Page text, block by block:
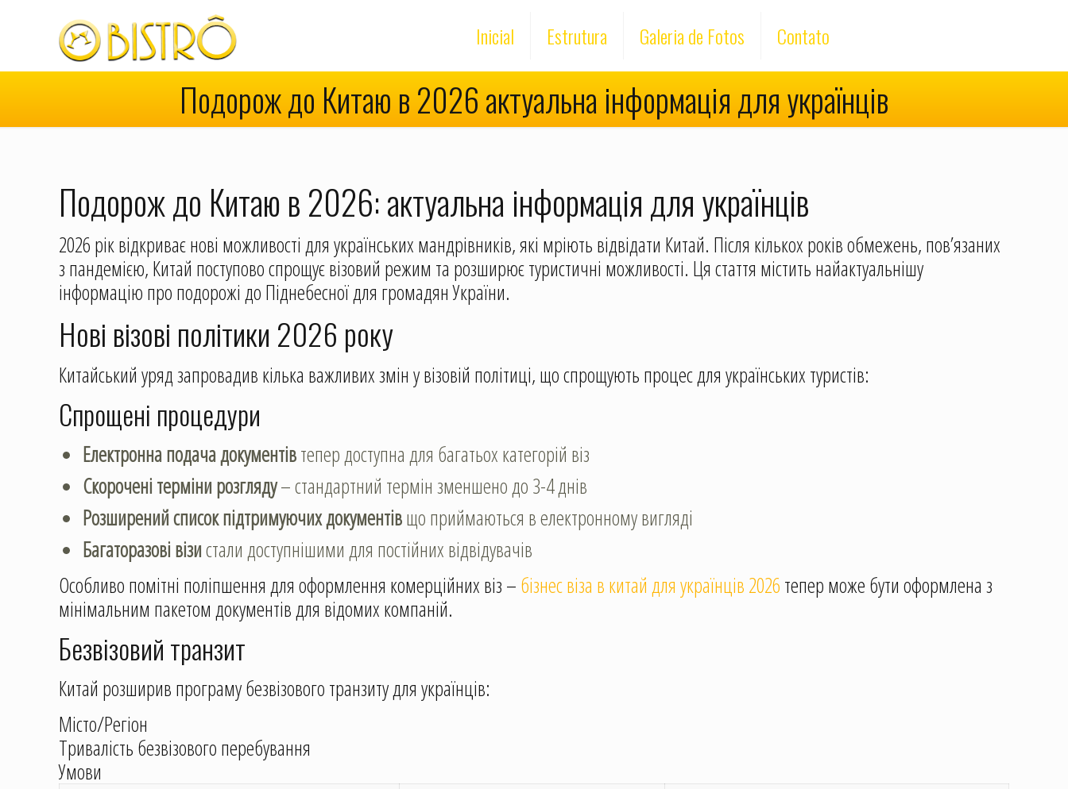
Inicial Estrutura Galeria de Fotos Contato
Подорож до Китаю в 2026 актуальна інформація для українців
Подорож до Китаю в 2026: актуальна інформація для українців
2026 рік відкриває нові можливості для українських мандрівників, які мріють відвідати Китай. Після кількох років обмежень, пов’язаних
з пандемією, Китай поступово спрощує візовий режим та розширює туристичні можливості. Ця стаття містить найактуальнішу
інформацію про подорожі до Піднебесної для громадян України.
Нові візові політики 2026 року
Китайський уряд запровадив кілька важливих змін у візовій політиці, що спрощують процес для українських туристів:
Спрощені процедури
Електронна подача документівтепер доступна для багатьох категорій віз
Скорочені терміни розгляду– стандартний термін зменшено до 3-4 днів
Розширений список підтримуючих документівщо приймаються в електронному вигляді
Багаторазові візистали доступнішими для постійних відвідувачів
Особливо помітні поліпшення для оформлення комерційних віз –бізнес віза в китай для українців 2026тепер може бути оформлена з
мінімальним пакетом документів для відомих компаній.
Безвізовий транзит
Китай розширив програму безвізового транзиту для українців:
Місто/Регіон
Тривалість безвізового перебування
Умови